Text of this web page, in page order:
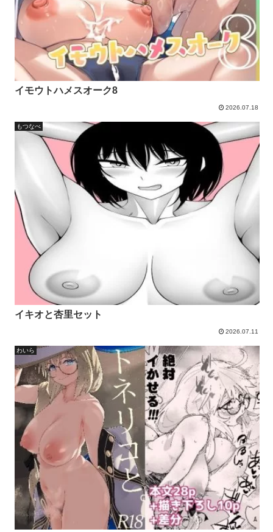
イモウトハメスオーク8
2026.07.18
もつなべ
イキオと杏里セット
2026.07.11
わいら